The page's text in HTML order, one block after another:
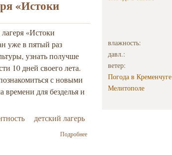
«Истоки
«Истоки
уже в пятый раз
узнать получше
10 дней своего лета.
с новыми
для безделья и
детский лагерь
Подробнеео Состоялось
влажность:
давл.:
ветер:
Погода в Кременчуге
Мелитополе